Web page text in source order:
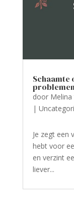
Schaamte
door Melina
|
Je zegt een
hebt voor
en verzint
liever...